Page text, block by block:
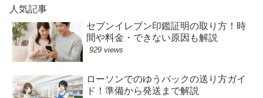
人気記事
セブンイレブン印鑑証明の取り方！時
間や料金・できない原因も解説
929 views
ローソンでのゆうパックの送り方ガイ
ド！準備から発送まで解説